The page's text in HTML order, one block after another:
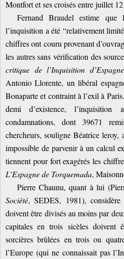
Montfort et ses croisés entre juillet
Fernand Braudel estime
l’inquisition a été “relativement
chiffres ont couru provenant
les autres sans vérification des
critique de l’Inquisition d’Espagne
Antonio Llorente, un libéral
Bonaparte et contraint à l’exil à
demi d’existence, l’inquisition
condamnations, dont 39671
chercheurs, souligne Béatrice leroy,
impossible de parvenir à un calcul
tiennent pour fort exagérés les
L’Espagne de Torquemada,
Pierre Chaunu, quant à lui
Société, SEDES, 1981),
doivent être divisés au moins par
capitales en trois sicèles doivent
sorcières brûlées en trois ou
l’Europe (qui ne connaissait pas